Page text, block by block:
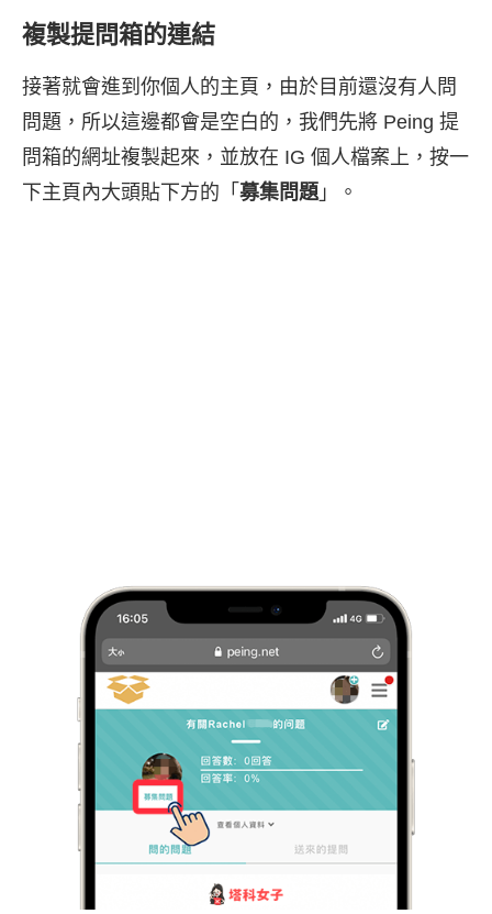
複製提問箱的連結
接著就會進到你個人的主頁，由於目前還沒有人問
問題，所以這邊都會是空白的，我們先將 Peing 提
問箱的網址複製起來，並放在 IG 個人檔案上，按一
下主頁內大頭貼下方的「 募集問題」。